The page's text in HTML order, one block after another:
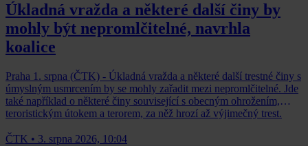
Úkladná vražda a některé další činy by
mohly být nepromlčitelné, navrhla
koalice
Praha 1. srpna (ČTK) - Úkladná vražda a některé další trestné činy s
úmyslným usmrcením by se mohly zařadit mezi nepromlčitelné. Jde
také například o některé činy související s obecným ohrožením,
teroristickým útokem a terorem, za něž hrozí až výjimečný trest.
ČTK • 3. srpna 2026, 10:04